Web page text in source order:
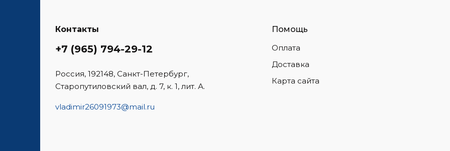
Контакты
+7 (965) 794-29-12
Россия, 192148, Санкт-Петербург,
Старопутиловский вал, д. 7, к. 1, лит. А.
vladimir26091973@mail.ru
Помощь
Оплата
Доставка
Карта сайта